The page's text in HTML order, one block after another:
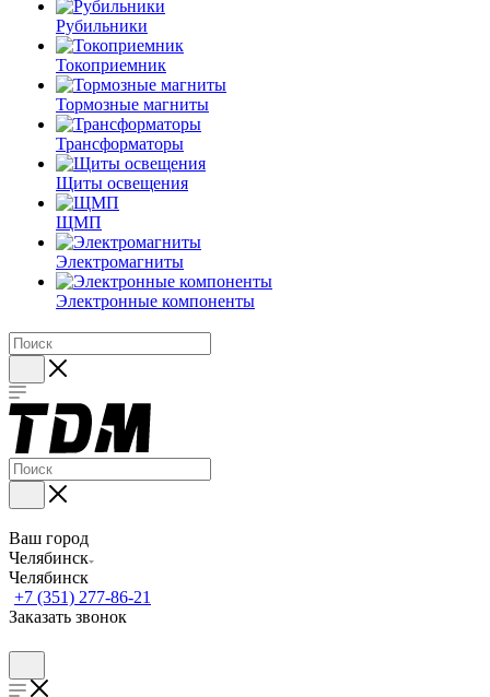
Рубильники
Токоприемник
Тормозные магниты
Трансформаторы
Щиты освещения
ЩМП
Электромагниты
Электронные компоненты
Ваш город
Челябинск
Челябинск
+7 (351) 277-86-21
Заказать звонок